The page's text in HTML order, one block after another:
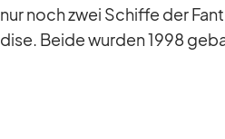
nur noch zwei Schiffe der
dise. Beide wur­den 1998